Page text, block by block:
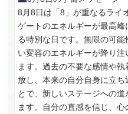
8月8日は「8」が重なるライ
ゲートのエネルギーが最高峰
る特別な日です。無限の可能
い変容のエネルギーが降り注
ます。過去の不要な感情や執
放し、本来の自分自身に立ち
とで、新しいステージへの道
ます。自分の直感を信じ、心